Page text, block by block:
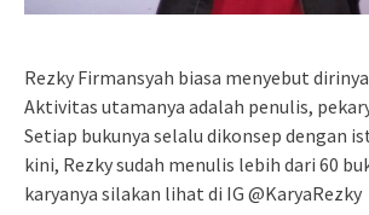
Rezky Firmansyah biasa menyebut
Aktivitas utamanya adalah penulis,
Setiap bukunya selalu dikonsep dengan
kini, Rezky sudah menulis lebih dari 60
karyanya silakan lihat di IG @KaryaRezky